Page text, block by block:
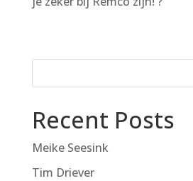
Recent Posts
Meike Seesink
Tim Driever